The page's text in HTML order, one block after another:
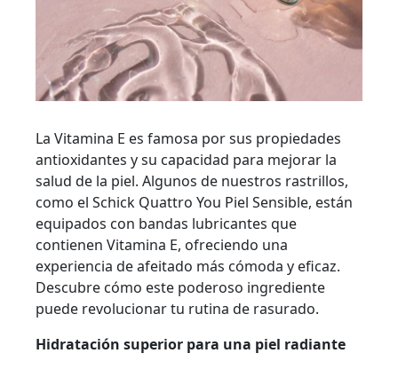
La Vitamina E es famosa por sus propiedades
antioxidantes y su capacidad para mejorar la
salud de la piel. Algunos de nuestros rastrillos,
como el Schick Quattro You Piel Sensible, están
equipados con bandas lubricantes que
contienen Vitamina E, ofreciendo una
experiencia de afeitado más cómoda y eficaz.
Descubre cómo este poderoso ingrediente
puede revolucionar tu rutina de rasurado.
Hidratación superior para una piel radiante